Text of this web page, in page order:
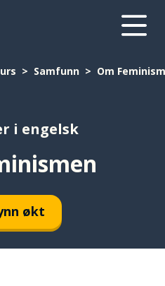
Samfunn Om
i engelsk
økt